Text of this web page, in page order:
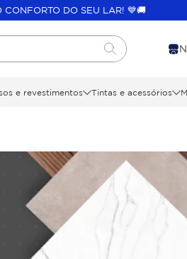
CONFORTO DO SEU LAR! 💙🚚
e revestimentos Tintas e acessórios